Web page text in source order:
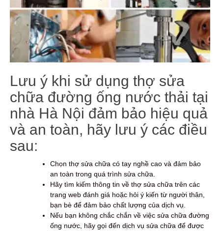
Lưu ý khi sử dụng thợ sửa
chữa đường ống nước thải tại
nhà Hà Nội đảm bảo hiệu quả
và an toàn, hãy lưu ý các điều
sau:
Chọn thợ sửa chữa có tay nghề cao và đảm bảo
an toàn trong quá trình sửa chữa.
Hãy tìm kiếm thông tin về thợ sửa chữa trên các
trang web đánh giá hoặc hỏi ý kiến từ người thân,
bạn bè để đảm bảo chất lượng của dịch vụ.
Nếu bạn không chắc chắn về việc sửa chữa đường
ống nước, hãy gọi đến dịch vụ sửa chữa để được